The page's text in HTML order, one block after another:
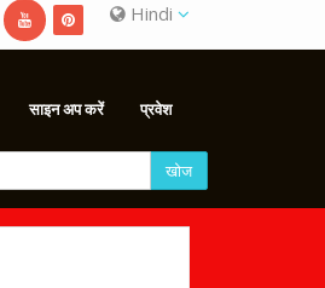
Hindi
साइन अप करें प्रवेश
खोज